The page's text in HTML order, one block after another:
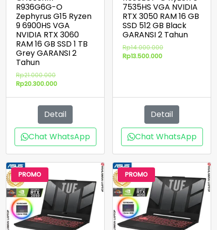
R936G6G-O
Zephyrus G15 Ryzen
9 6900HS VGA
NVIDIA RTX 3060
RAM 16 GB SSD 1 TB
Grey GARANSI 2
Tahun
Rp21.000.000Harga
aslinya
Rp20.300.000Harga
adalah:
Rp20.300.000.
Detail
Chat WhatsApp
7535HS VGA NVIDIA
RTX 3050 RAM 16 GB
SSD 512 GB Black
GARANSI 2 Tahun
Rp14.000.000Harga
Rp13.500.000Harga
Detail
Chat WhatsApp
PROMO PROMO